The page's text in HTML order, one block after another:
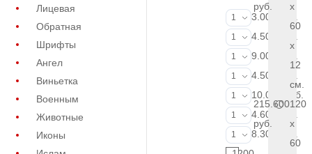
Лицевая
Обратная
Шрифты
Ангел
Виньетка
Военным
Животные
Иконы
ФИО и даты
1
3.000 руб.
ФИО и даты
1
4.500 руб.
ФИО и даты
1
9.000 руб.
Портрет
1
4.500 руб.
Портрет
1
10.000 руб.
Фотокерамика
1
4.600 руб.
Фото на
1
8.300 руб.
руб.
x
60
x
12
см.
215.600
руб.
120
x
60